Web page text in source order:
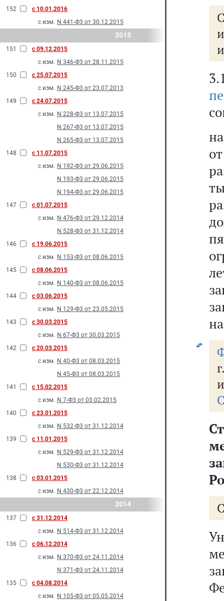
152
с 10.01.2016
с изм. N 441-Ф3 от 30.12.2015
2015
151
с 09.12.2015
с изм. N 346-Ф3 от 28.11.2015
150
с 25.07.2015
с изм. N 245-Ф3 от 23.07.2013
149
с 24.07.2015
с изм. N 228-Ф3 от 13.07.2015
N 267-Ф3 от 13.07.2015
N 265-Ф3 от 13.07.2015
148
с 11.07.2015
с изм. N 192-Ф3 от 29.06.2015
N 193-Ф3 от 29.06.2015
N 194-Ф3 от 29.06.2015
147
с 01.07.2015
с изм. N 476-Ф3 от 29.12.2014
N 528-Ф3 от 31.12.2014
146
с 19.06.2015
с изм. N 153-Ф3 от 08.06.2015
145
с 08.06.2015
с изм. N 140-Ф3 от 08.06.2015
144
с 03.06.2015
с изм. N 129-Ф3 от 23.05.2015
143
с 30.03.2015
с изм. N 67-Ф3 от 30.03.2015
142
с 20.03.2015
с изм. N 40-Ф3 от 08.03.2015
N 45-Ф3 от 08.03.2015
141
с 15.02.2015
с изм. N 7-Ф3 от 03.02.2015
140
с 23.01.2015
с изм. N 532-Ф3 от 31.12.2014
139
с 11.01.2015
с изм. N 529-Ф3 от 31.12.2014
N 530-Ф3 от 31.12.2014
138
с 03.01.2015
с изм. N 430-Ф3 от 22.12.2014
2014
137
с 31.12.2014
с изм. N 514-Ф3 от 31.12.2014
136
с 06.12.2014
с изм. N 370-Ф3 от 24.11.2014
N 371-Ф3 от 24.11.2014
135
с 04.08.2014
с изм. N 105-Ф3 от 05.05.2014